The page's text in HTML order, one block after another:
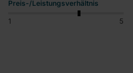
Preis-/Leistungsverhältnis
1
5